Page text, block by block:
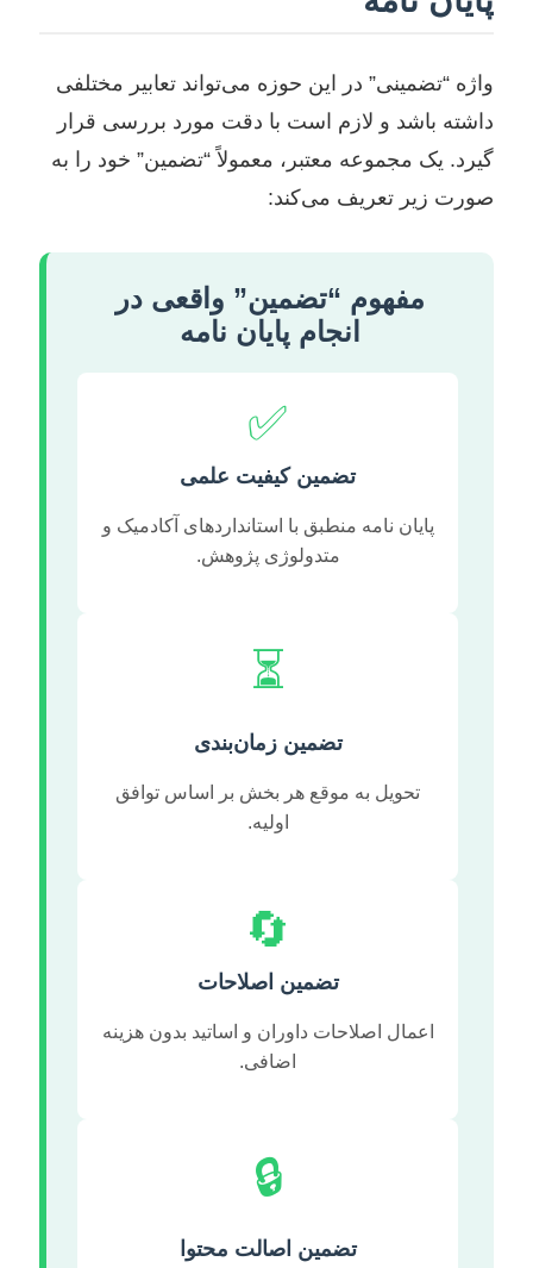
واژه “تضمینی” در این حوزه می‌تواند تعابیر مختلفی
داشته باشد و لازم است با دقت مورد بررسی قرار
گیرد. یک مجموعه معتبر، معمولاً “تضمین” خود را به
صورت زیر تعریف می‌کند:
مفهوم “تضمین” واقعی در
انجام پایان نامه
✅
تضمین کیفیت علمی
پایان نامه منطبق با استانداردهای آکادمیک و
متدولوژی پژوهش.
⏳
تضمین زمان‌بندی
تحویل به موقع هر بخش بر اساس توافق
اولیه.
🔄
تضمین اصلاحات
اعمال اصلاحات داوران و اساتید بدون هزینه
اضافی.
🔒
تضمین اصالت محتوا